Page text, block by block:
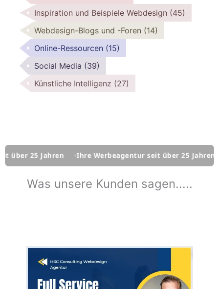
Inspiration und Beispiele Webdesign (45)
Webdesign-Blogs und -Foren (14)
Online-Ressourcen (15)
Social Media (39)
Künstliche Intelligenz (27)
Jahren Ihre Werbeagentur seit über 25 Jahren Ihre
Was unsere Kunden sagen.....